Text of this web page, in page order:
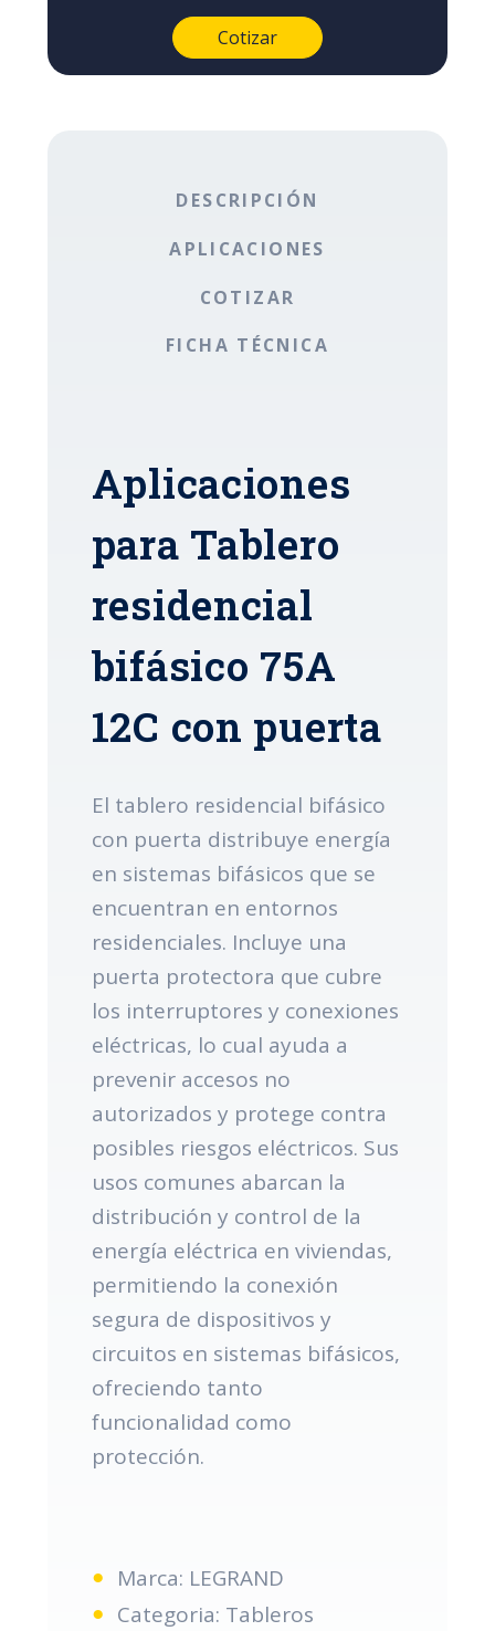
DESCRIPCIÓN
APLICACIONES
COTIZAR
FICHA TÉCNICA
Aplicaciones
para Tablero
residencial
bifásico 75A
12C con puerta
El tablero residencial bifásico
con puerta distribuye energía
en sistemas bifásicos que se
encuentran en entornos
residenciales. Incluye una
puerta protectora que cubre
los interruptores y conexiones
eléctricas, lo cual ayuda a
prevenir accesos no
autorizados y protege contra
posibles riesgos eléctricos. Sus
usos comunes abarcan la
distribución y control de la
energía eléctrica en viviendas,
permitiendo la conexión
segura de dispositivos y
circuitos en sistemas bifásicos,
ofreciendo tanto
funcionalidad como
protección.
Marca: LEGRAND
Categoria: Tableros